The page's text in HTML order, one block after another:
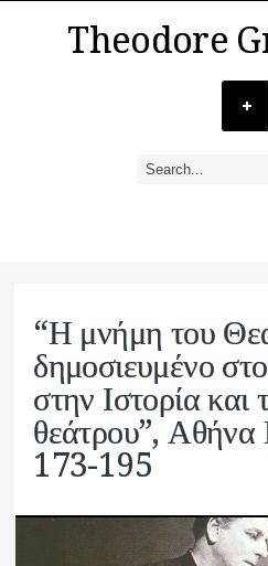
Theodore
“Η μνήμη του
δημοσιευμένο
στην Ιστορία
θεάτρου”, Αθήνα
173-195